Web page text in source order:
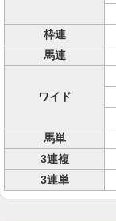
枠連
馬連
ワイド
馬単
3連複
3連単